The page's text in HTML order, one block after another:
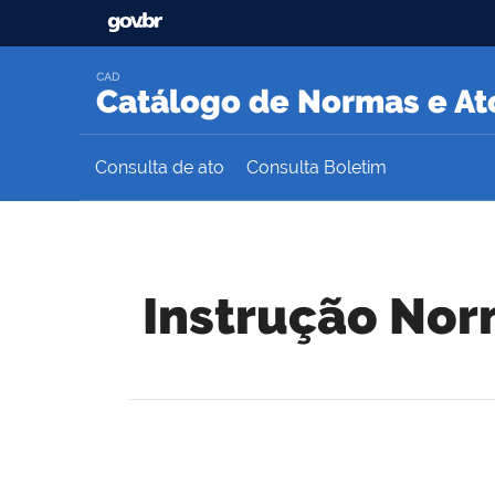
Catálogo de Normas e
CAD
Consulta de ato Consulta Boletim
Instrução